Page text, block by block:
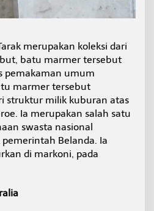
merupakan koleksi dari
batu marmer tersebut
pemakaman umum
marmer tersebut
struktur milik kuburan atas
Ia merupakan salah satu
swasta nasional
Belanda. Ia
di markoni, pada